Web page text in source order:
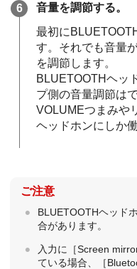
音量を調節する。
最初に
す。それでも音量
を調節します。
BLUETOOTHヘッ
プ側の音量調節は
VOLUMEつまみや
ヘッドホンにしか
ご注意
BLUETOOTHヘッド
合があります。
入力に［Screen
ている場合、［